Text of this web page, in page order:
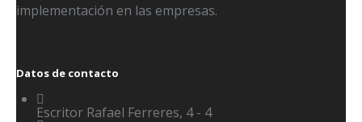
implementación en las empresas.
Datos de contacto
Escritor Rafael Ferreres, 4 - 4